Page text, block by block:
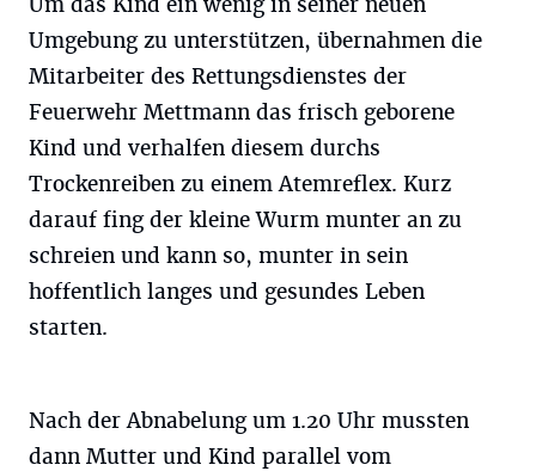
Umgebung zu unterstützen, übernahmen die
Mitarbeiter des Rettungsdienstes der
Feuerwehr Mettmann das frisch geborene
Kind und verhalfen diesem durchs
Trockenreiben zu einem Atemreflex. Kurz
darauf fing der kleine Wurm munter an zu
schreien und kann so, munter in sein
hoffentlich langes und gesundes Leben
starten.
Nach der Abnabelung um 1.20 Uhr mussten
dann Mutter und Kind parallel vom